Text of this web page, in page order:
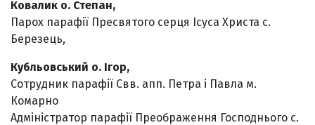
Ковалик о. Степан,
Парох парафії Пресвятого серця Ісуса Христа с.
Березець,
Кубльовський о. Ігор,
Сотрудник парафії Свв. апп. Петра і Павла м.
Комарно
Адміністратор парафії Преображення Господнього с.